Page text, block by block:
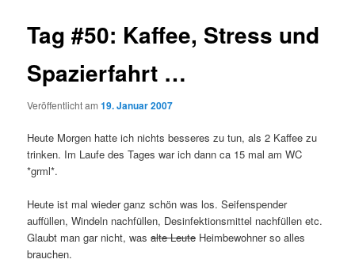
Tag #50: Kaffee, Stress und
Spazierfahrt …
Veröffentlicht am19. Januar 2007
Heute Morgen hatte ich nichts besseres zu tun, als 2 Kaffee zu
trinken. Im Laufe des Tages war ich dann ca 15 mal am WC
*grml*.
Heute ist mal wieder ganz schön was los. Seifenspender
auffüllen, Windeln nachfüllen, Desinfektionsmittel nachfüllen etc.
Glaubt man gar nicht, wasalte Leute Heimbewohner so alles
brauchen.